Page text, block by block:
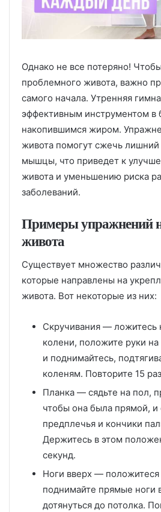
Однако не все потеряно!
проблемного живота, важно
самого начала. Утренняя
эффективным инструментом в
накопившимся жиром.
живота помогут сжечь
мышцы, что приведет к
живота и уменьшению риска
заболеваний.
Примеры
живота
Существует множество
которые направлены на
живота. Вот некоторые из них:
Скручивания — ложитесь
колени, положите руки на
и поднимайтесь,
коленям. Повторите 15
Планка — сядьте на пол,
чтобы она была прямой, и
предплечья и кончики
Держитесь в этом
секунд.
Ноги вверх — положитеся
поднимайте прямые ноги
дотянуться до потолка.